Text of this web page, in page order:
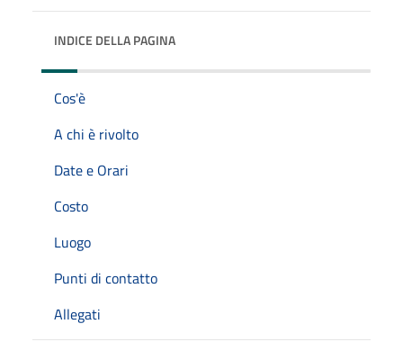
INDICE DELLA PAGINA
Cos'è
A chi è rivolto
Date e Orari
Costo
Luogo
Punti di contatto
Allegati